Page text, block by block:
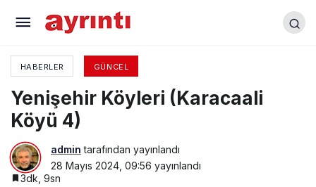
HABERLER GÜNCEL
Yenişehir Köyleri (Karacaali
Köyü 4)
admin tarafından yayınlandı
28 Mayıs 2024, 09:56 yayınlandı
3dk, 9sn
Yenişehir’de bahar havası